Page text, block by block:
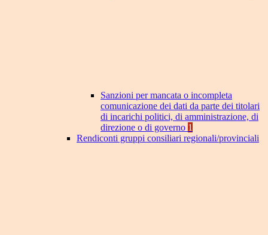
Sanzioni per mancata o incompleta
comunicazione dei dati da parte dei titolari
di incarichi politici, di amministrazione, di
direzione o di governo 1
Rendiconti gruppi consiliari regionali/provinciali